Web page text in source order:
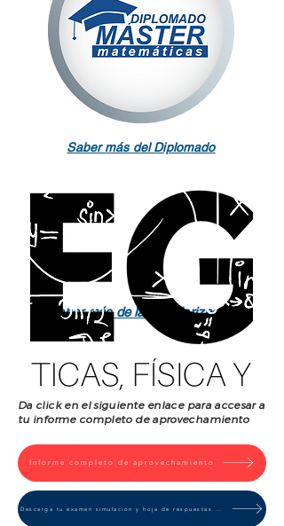
Saber más del Diplomado
Saber más de la Regularización
Da click en el siguiente enlace para accesar a
tu informe completo de aprovechamiento
Informe completo de aprovechamiento